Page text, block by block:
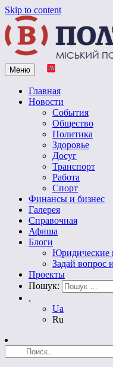
Skip to content
Vpoltave.info
Полтавский портал
Меню
Главная
Новости
События
Общество
Политика
Здоровье
Досуг
Транспорт
Работа
Спорт
Финансы и бизнес
Галерея
Справочная
Афиша
Блоги
Юридические
Задай вопрос
Проекты
Пошук:
.
Ua
Ru